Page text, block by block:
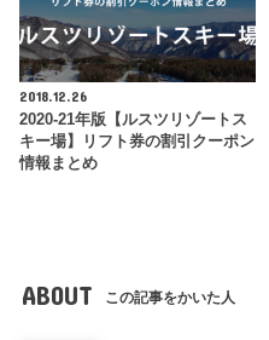
2018.12.26
2020-21年版【ルスツリゾートス
キー場】リフト券の割引クーポン
情報まとめ
ABOUT この記事をかいた人